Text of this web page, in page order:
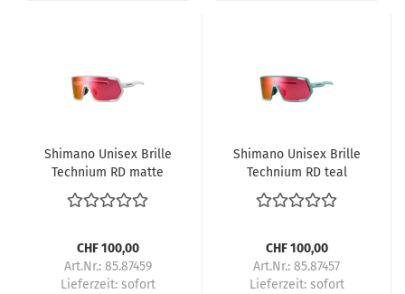
Shimano Unisex Brille
Technium RD matte
white
CHF 100,00
Art.Nr.: 85.87459
Lieferzeit: sofort
Shimano Unisex Brille
Technium RD teal
CHF 100,00
Art.Nr.: 85.87457
Lieferzeit: sofort